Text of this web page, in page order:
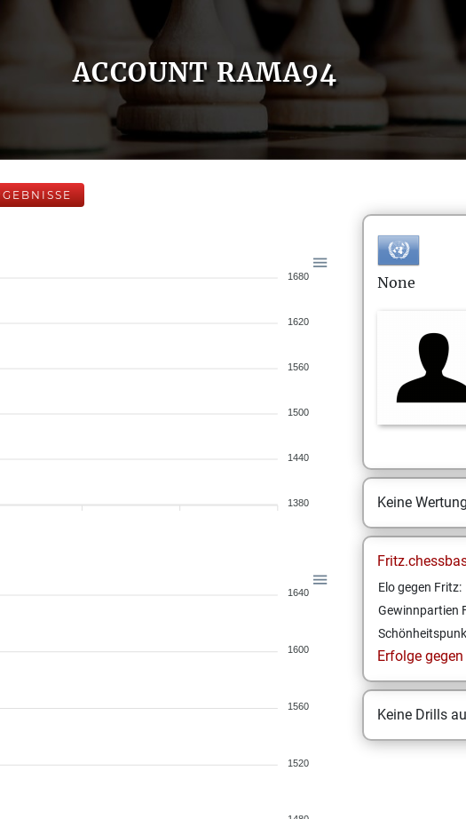
ACCOUNT RAMA94
1680
1620
1560
1500
1440
1380
1640
1600
1560
1520
None
Keine
Elo gegen Fritz:
Gewinnpartien
Erfolge
Keine Drills